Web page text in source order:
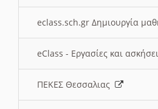
eclass.sch.gr Δημιουργία
eClass - Εργασίες και
ΠΕΚΕΣ Θεσσαλιας